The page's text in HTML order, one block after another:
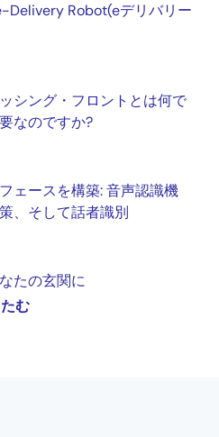
Delivery Robot(eデリバリー
シング・フロントとは何で
なのですか?
ェースを構築: 音声認識機
、そして話者識別
たの玄関に
む